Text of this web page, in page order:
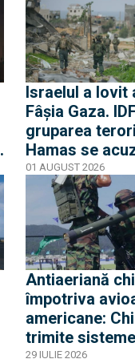
Israelul a lovit
Fâșia Gaza.
gruparea
Hamas se
reciproc de
armistițiului
01 AUGUST 2026
Antiaeriană
împotriva
americane:
trimite sisteme
29 IULIE 2026